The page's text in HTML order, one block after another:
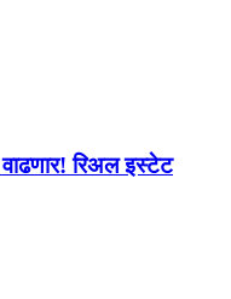
रिअल इस्टेट